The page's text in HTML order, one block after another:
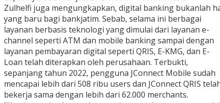
Zulhelfi juga mengungkapkan, digital banking bukanlah
yang baru bagi bankjatim. Sebab, selama ini berbagai
layanan berbasis teknologi yang dimulai dari layanan e-
channel seperti ATM dan mobile banking sampai dengan
layanan pembayaran digital seperti QRIS, E-KMG, dan E-
Loan telah diterapkan oleh perusahaan. Terbukti,
sepanjang tahun 2022, pengguna JConnect Mobile sudah
mencapai lebih dari 508 ribu users dan JConnect QRIS
bekerja sama dengan lebih dari 62.000 merchants.